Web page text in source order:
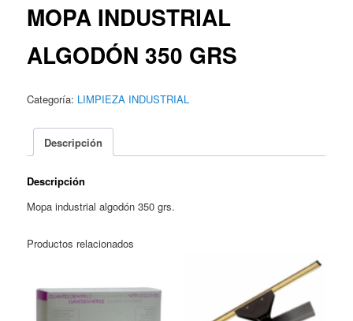
MOPA INDUSTRIAL
ALGODÓN 350 GRS
Categoría: LIMPIEZA INDUSTRIAL
Descripción
Descripción
Mopa industrial algodón 350 grs.
Productos relacionados